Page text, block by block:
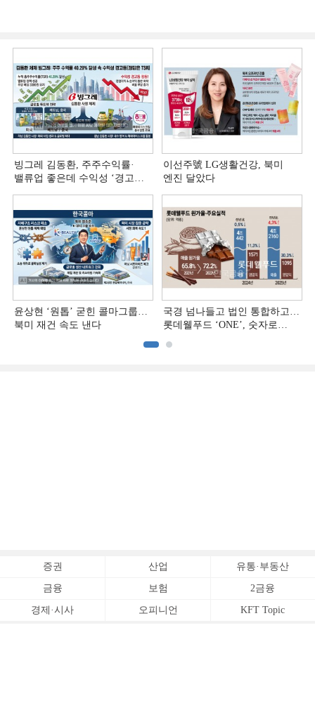
빙그레 김동환, 주주수익률·
밸류업 좋은데 수익성 ‘경고등ʼ
이선주號 LG생활건강, 북미
엔진 달았다
윤상현 ‘원톱ʼ 굳힌 콜마그룹…
북미 재건 속도 낸다
국경 넘나들고 법인 통합하고…
롯데웰푸드 ‘ONE’, 숫자로
증권 산업 유통·부동산
금융 보험 2금융
경제·시사 오피니언 KFT Topic